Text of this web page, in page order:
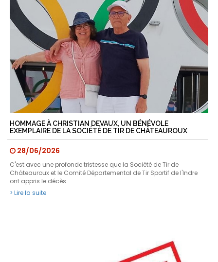
HOMMAGE À CHRISTIAN DEVAUX, UN BÉNÉVOLE
EXEMPLAIRE DE LA SOCIÉTÉ DE TIR DE CHÂTEAUROUX
28/06/2026
C'est avec une profonde tristesse que la Société de Tir de
Châteauroux et le Comité Départemental de Tir Sportif de l'Indre
ont appris le décès…
> Lire la suite